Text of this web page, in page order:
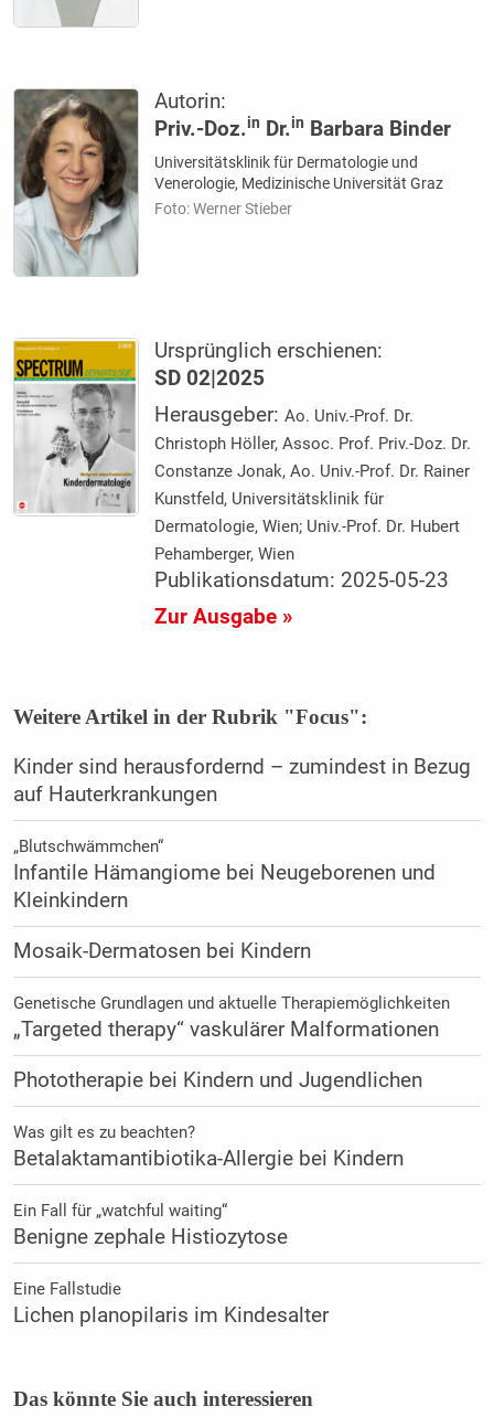
Autorin:
Priv.-Doz.in Dr.in Barbara Binder
Universitätsklinik für Dermatologie und
Venerologie, Medizinische Universität Graz
Foto: Werner Stieber
Ursprünglich erschienen:
SD 02|2025
Herausgeber:Ao. Univ.-Prof. Dr.
Christoph Höller, Assoc. Prof. Priv.-Doz. Dr.
Constanze Jonak, Ao. Univ.-Prof. Dr. Rainer
Kunstfeld, Universitätsklinik für
Dermatologie, Wien; Univ.-Prof. Dr. Hubert
Pehamberger, Wien
Publikationsdatum: 2025-05-23
Zur Ausgabe »
Weitere Artikel in der Rubrik "Focus":
Kinder sind herausfordernd – zumindest in Bezug
auf Hauterkrankungen
„Blutschwämmchen“
Infantile Hämangiome bei Neugeborenen und
Kleinkindern
Mosaik-Dermatosen bei Kindern
Genetische Grundlagen und aktuelle Therapiemöglichkeiten
„Targeted therapy“ vaskulärer Malformationen
Phototherapie bei Kindern und Jugendlichen
Was gilt es zu beachten?
Betalaktamantibiotika-Allergie bei Kindern
Ein Fall für „watchful waiting“
Benigne zephale Histiozytose
Eine Fallstudie
Lichen planopilaris im Kindesalter
Das könnte Sie auch interessieren